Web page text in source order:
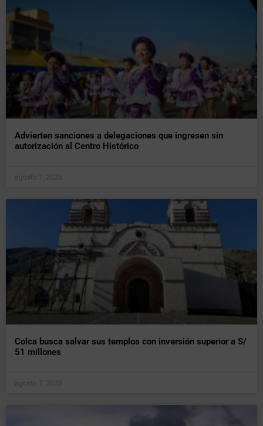
Advierten sanciones a delegaciones que ingresen sin
autorización al Centro Histórico
agosto 7, 2026
Colca busca salvar sus templos con inversión superior a S/
51 millones
agosto 7, 2026